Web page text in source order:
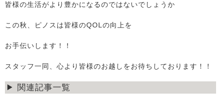
皆様の生活がより豊かになるのではないでしょうか
この秋、ピノスは皆様のQOLの向上を
お手伝いします！！
スタッフ一同、心より皆様のお越しをお待ちしております！！
関連記事一覧